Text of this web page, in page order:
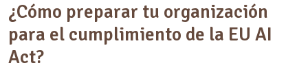
¿Cómo preparar tu organización
para el cumplimiento de la EU AI
Act?